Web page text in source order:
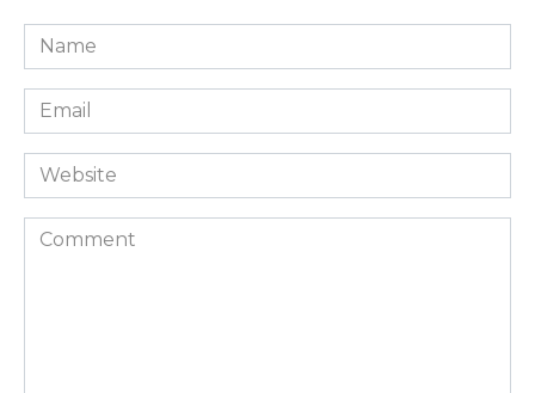
Name
*
Email
*
Website
Comment